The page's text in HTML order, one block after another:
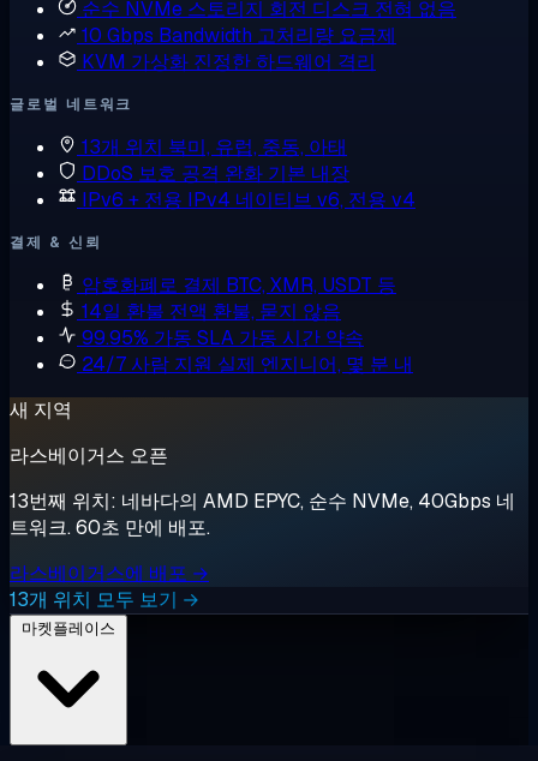
순수 NVMe 스토리지 회전 디스크 전혀 없음
10 Gbps Bandwidth 고처리량 요금제
KVM 가상화 진정한 하드웨어 격리
글로벌 네트워크
13개 위치 북미, 유럽, 중동, 아태
DDoS 보호 공격 완화 기본 내장
IPv6 + 전용 IPv4 네이티브 v6, 전용 v4
결제 & 신뢰
암호화폐로 결제 BTC, XMR, USDT 등
14일 환불 전액 환불, 묻지 않음
99.95% 가동 SLA 가동 시간 약속
24/7 사람 지원 실제 엔지니어, 몇 분 내
새 지역
라스베이거스 오픈
13번째 위치: 네바다의 AMD EPYC, 순수 NVMe, 40Gbps 네
트워크. 60초 만에 배포.
라스베이거스에 배포 →
13개 위치 모두 보기 →